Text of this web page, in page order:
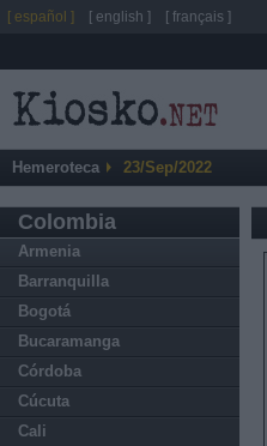
Hemeroteca 23/Sep/2022
Colombia
Armenia
Barranquilla
Bogotá
Bucaramanga
Córdoba
Cúcuta
Cali
[ español ] [ english ] [ français ]